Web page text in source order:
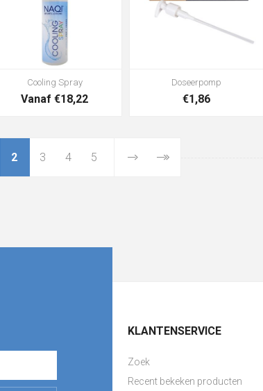
Cooling Spray
Vanaf €18,22
Doseerpomp
€1,86
2 3 4 5
KLANTENSERVICE
Zoek
Recent bekeken producten